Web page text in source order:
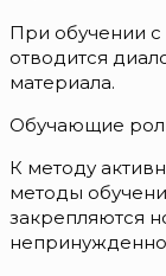
При обучении
отводится
материала.
Обучающие
К методу
методы
закрепляются